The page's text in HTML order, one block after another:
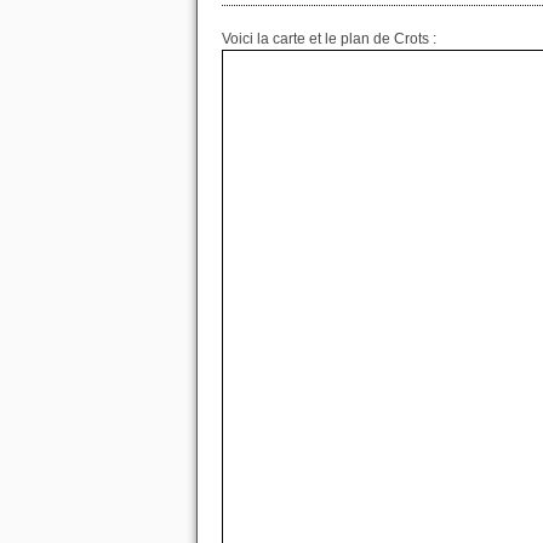
Voici la carte et le plan de Crots :